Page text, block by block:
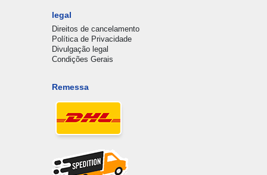
legal
Direitos de cancelamento
Política de Privacidade
Divulgação legal
Condições Gerais
Remessa